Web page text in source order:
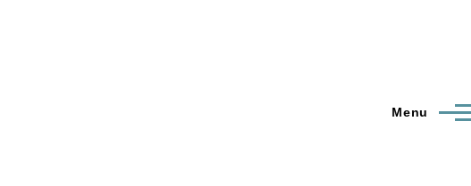
Menu